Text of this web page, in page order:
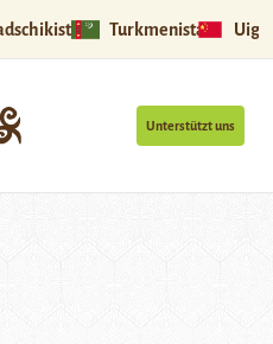
Turkmenistan
Unterstützt uns